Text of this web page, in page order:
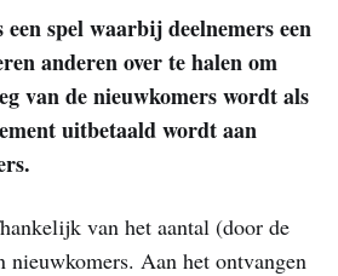
spel waarbij deelnemers een
anderen over te halen om
van de nieuwkomers wordt als
uitbetaald wordt aan
van het aantal (door de
nieuwkomers. Aan het ontvangen